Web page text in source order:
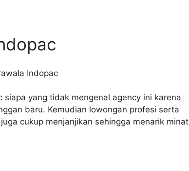
yang tidak mengenal agency ini karena
baru. Kemudian lowongan profesi serta
cukup menjanjikan sehingga menarik minat